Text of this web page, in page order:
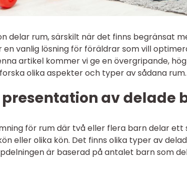
delar rum, särskilt när det finns begränsat
vanlig lösning för föräldrar som vill
artikel kommer vi ge en övergripande,
olika aspekter och typer av sådana rum.
av delade
för rum där två eller flera barn delar ett
eller olika kön. Det finns olika typer av
är baserad på antalet barn som